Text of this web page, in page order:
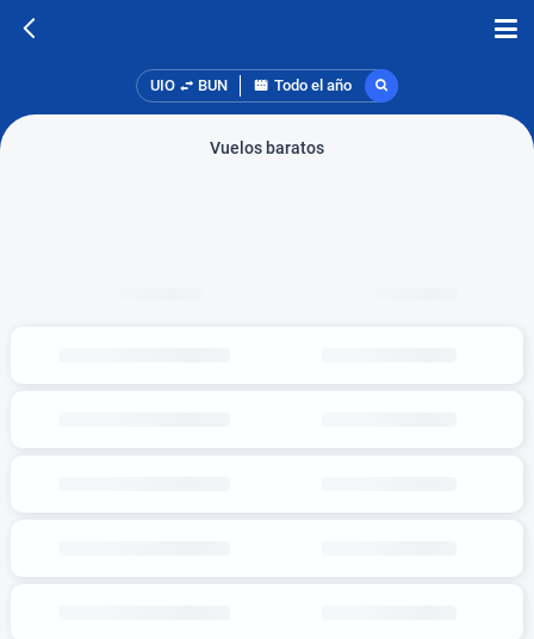
UIO BUN Todo el año
Vuelos baratos